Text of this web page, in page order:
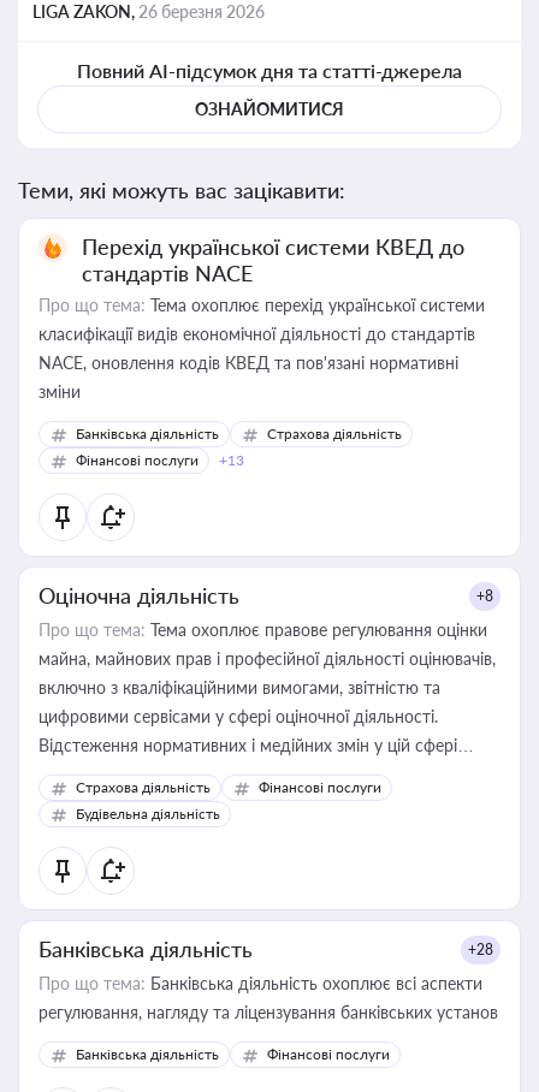
LIGA ZAKON, 26 березня 2026
Повний AI-підсумок дня та статті-джерела
ОЗНАЙОМИТИСЯ
Теми, які можуть вас зацікавити:
Перехід української системи КВЕД до
стандартів NACE
Про що тема: Тема охоплює перехід української системи
класифікації видів економічної діяльності до стандартів
NACE, оновлення кодів КВЕД та пов'язані нормативні
зміни
Банківська діяльність
Страхова діяльність
Фінансові послуги
+13
Оціночна діяльність +8
Про що тема: Тема охоплює правове регулювання оцінки
майна, майнових прав і професійної діяльності оцінювачів,
включно з кваліфікаційними вимогами, звітністю та
цифровими сервісами у сфері оціночної діяльності.
Відстеження нормативних і медійних змін у цій сфері
корисне для власника бізнесу, керівника, юриста або
бухгалтера під час оподаткування, приватизації, оренди
державного майна, корпоративних угод і перевірки
статусу суб'єктів оціночної діяльності
Страхова діяльність
Фінансові послуги
Будівельна діяльність
Банківська діяльність +28
Про що тема: Банківська діяльність охоплює всі аспекти
регулювання, нагляду та ліцензування банківських установ
Банківська діяльність Фінансові послуги